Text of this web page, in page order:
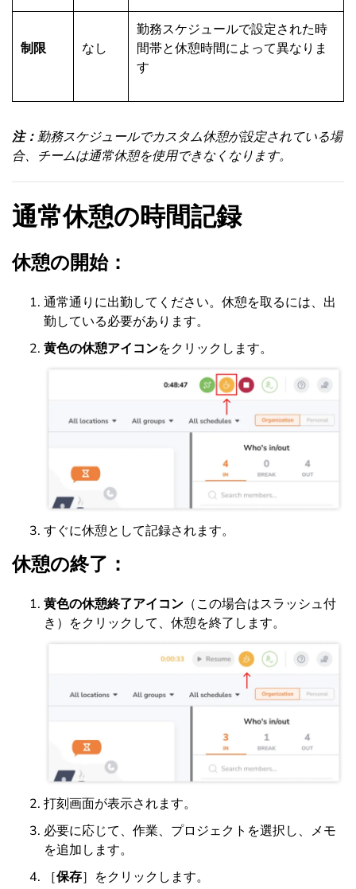
制限 なし
勤務スケジュールで設定された時
間帯と休憩時間によって異なりま
す
注：勤務スケジュールでカスタム休憩が設定されている場
合、チームは通常休憩を使用できなくなります。
通常休憩の時間記録
休憩の開始：
通常通りに出勤してください。休憩を取るには、出
勤している必要があります。
黄色の休憩アイコンをクリックします。
すぐに休憩として記録されます。
休憩の終了：
黄色の休憩終了アイコン （この場合はスラッシュ付
き）をクリックして、休憩を終了します。
打刻画面が表示されます。
必要に応じて、作業、プロジェクトを選択し、メモ
を追加します。
［保存］をクリックします。